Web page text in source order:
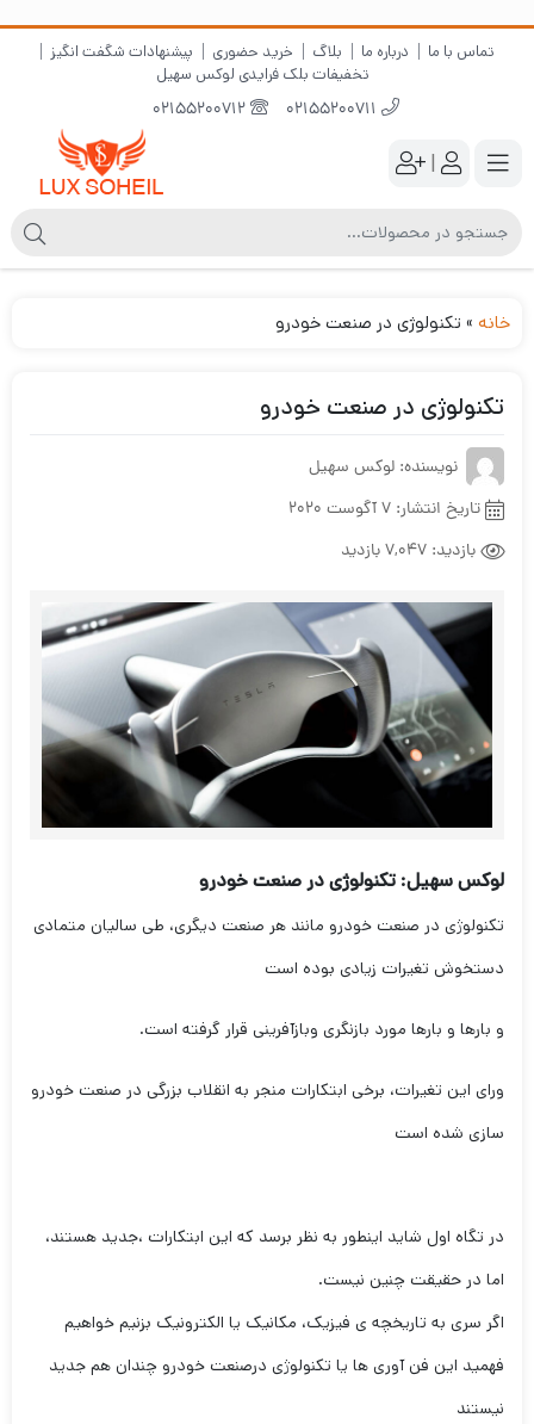
تماس با ما درباره ما بلاگ خرید حضوری
پیشنهادات شگفت انگیز
تخفیفات بلک فرایدی لوکس سهیل
|
خانه » تکنولوژی در صنعت خودرو
تکنولوژی در صنعت خودرو
نویسنده: لوکس سهیل
تاریخ انتشار: 7 آگوست 2020
بازدید: 7,047 بازدید
لوکس سهیل: تکنولوژی در صنعت خودرو
تکنولوژی در صنعت خودرو مانند هر صنعت دیگری، طی سالیان متمادی
دستخوش تغیرات زیادی بوده است
و بارها و بارها مورد بازنگری وبازآفرینی قرار گرفته است.
ورای این تغیرات، برخی ابتکارات منجر به انقلاب بزرگی در صنعت خودرو
سازی شده است
در تگاه اول شاید اینطور به نظر برسد که این ابتکارات ،جدید هستند،
اما در حقیقت چنین نیست.
اگر سری به تاریخچه ی فیزیک، مکانیک یا الکترونیک بزنیم خواهیم
فهمید این فن آوری ها یا تکنولوژی درصنعت خودرو چندان هم جدید
نیستند